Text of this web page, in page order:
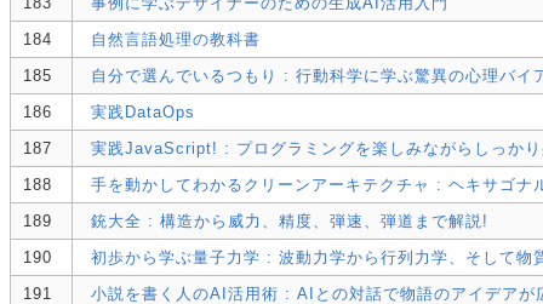
184
自然言語処理の教科書
185
自分で選んでいるつもり : 行動科学に学ぶ驚異の心理バイ
186
実践DataOps
187
実践JavaScript! : プログラミングを楽しみながらしっか
188
手を動かしてわかるクリーンアーキテクチャ : ヘキサゴ
189
銃大全 : 構造から威力、精度、弾速、弾道まで解説!
190
初歩から学ぶ量子力学 : 波動力学から行列力学、そして物
191
小説を書く人のAI活用術 : AIとの対話で物語のアイデアが